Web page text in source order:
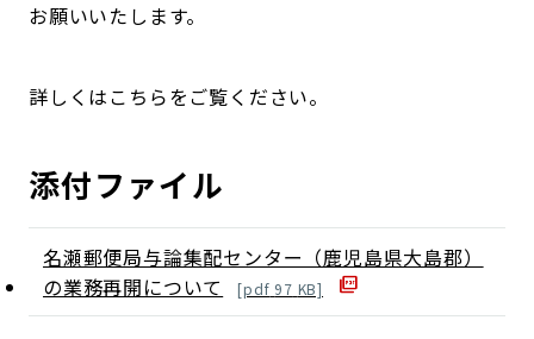
お願いいたします。
詳しくはこちらをご覧ください。
添付ファイル
名瀬郵便局与論集配センター（鹿児島県大島郡）
の業務再開について
[pdf 97 KB]